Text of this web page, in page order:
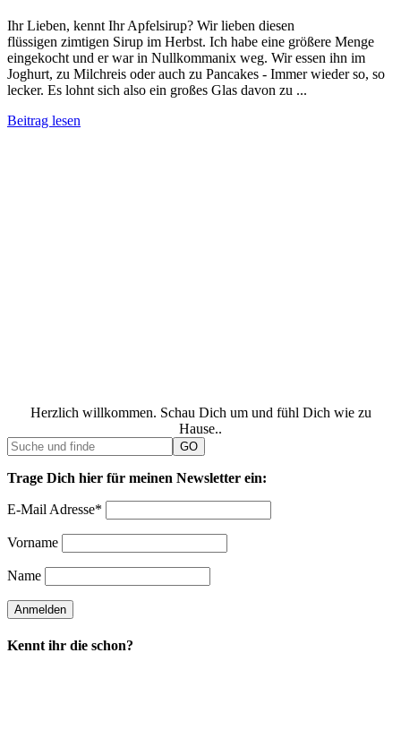
Ihr Lieben, kennt Ihr Apfelsirup? Wir lieben diesen
flüssigen zimtigen Sirup im Herbst. Ich habe eine größere Menge
eingekocht und er war in Nullkommanix weg. Wir essen ihn im
Joghurt, zu Milchreis oder auch zu Pancakes - Immer wieder so, so
lecker. Es lohnt sich also ein großes Glas davon zu ...
Beitrag lesen
Herzlich willkommen. Schau Dich um und fühl Dich wie zu
Hause..
Trage Dich hier für meinen Newsletter ein:
E-Mail Adresse*
Vorname
Name
Kennt ihr die schon?